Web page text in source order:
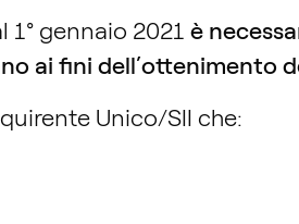
gennaio 2021 è
ai fini dell’ottenimento
Unico/SII che: